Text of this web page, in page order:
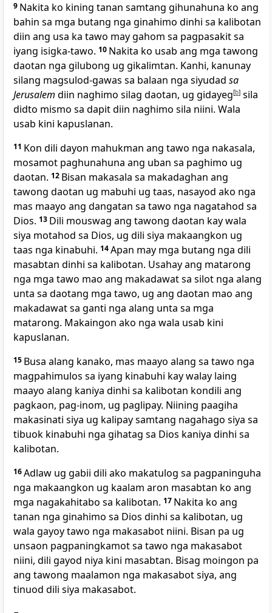
9 Nakita ko kining tanan samtang gihunahuna ko ang
bahin sa mga butang nga ginahimo dinhi sa kalibotan
diin ang usa ka tawo may gahom sa pagpasakit sa
iyang isigka-tawo. 10 Nakita ko usab ang mga tawong
daotan nga gilubong ug gikalimtan. Kanhi, kanunay
silang magsulod-gawas sa balaan nga siyudad sa
Jerusalem diin naghimo silag daotan, ug gidayeg[b] sila
didto mismo sa dapit diin naghimo sila niini. Wala
usab kini kapuslanan.
11 Kon dili dayon mahukman ang tawo nga nakasala,
mosamot paghunahuna ang uban sa paghimo ug
daotan. 12 Bisan makasala sa makadaghan ang
tawong daotan ug mabuhi ug taas, nasayod ako nga
mas maayo ang dangatan sa tawo nga nagatahod sa
Dios. 13 Dili mouswag ang tawong daotan kay wala
siya motahod sa Dios, ug dili siya makaangkon ug
taas nga kinabuhi. 14Apan may mga butang nga dili
masabtan dinhi sa kalibotan. Usahay ang matarong
nga mga tawo mao ang makadawat sa silot nga alang
unta sa daotang mga tawo, ug ang daotan mao ang
makadawat sa ganti nga alang unta sa mga
matarong. Makaingon ako nga wala usab kini
kapuslanan.
15 Busa alang kanako, mas maayo alang sa tawo nga
magpahimulos sa iyang kinabuhi kay walay laing
maayo alang kaniya dinhi sa kalibotan kondili ang
pagkaon, pag-inom, ug paglipay. Niining paagiha
makasinati siya ug kalipay samtang nagahago siya sa
tibuok kinabuhi nga gihatag sa Dios kaniya dinhi sa
kalibotan.
16Adlaw ug gabii dili ako makatulog sa pagpaninguha
nga makaangkon ug kaalam aron masabtan ko ang
mga nagakahitabo sa kalibotan. 17 Nakita ko ang
tanan nga ginahimo sa Dios dinhi sa kalibotan, ug
wala gayoy tawo nga makasabot niini. Bisan pa ug
unsaon pagpaningkamot sa tawo nga makasabot
niini, dili gayod niya kini masabtan. Bisag moingon pa
ang tawong maalamon nga makasabot siya, ang
tinuod dili siya makasabot.